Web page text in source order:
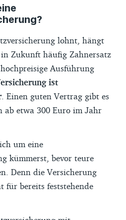
lohnt, hängt
Zukunft häufig Zahnersatz
Ausführung
ist
. Einen guten Vertrag gibt es
ab etwa 300 Euro im Jahr
um eine
kümmerst, bevor teure
Denn die Versicherung
für bereits feststehende